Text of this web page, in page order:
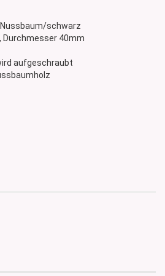
schwarz
Durchmesser 40mm
aufgeschraubt